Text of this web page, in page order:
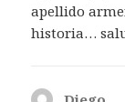
apellido
historia…